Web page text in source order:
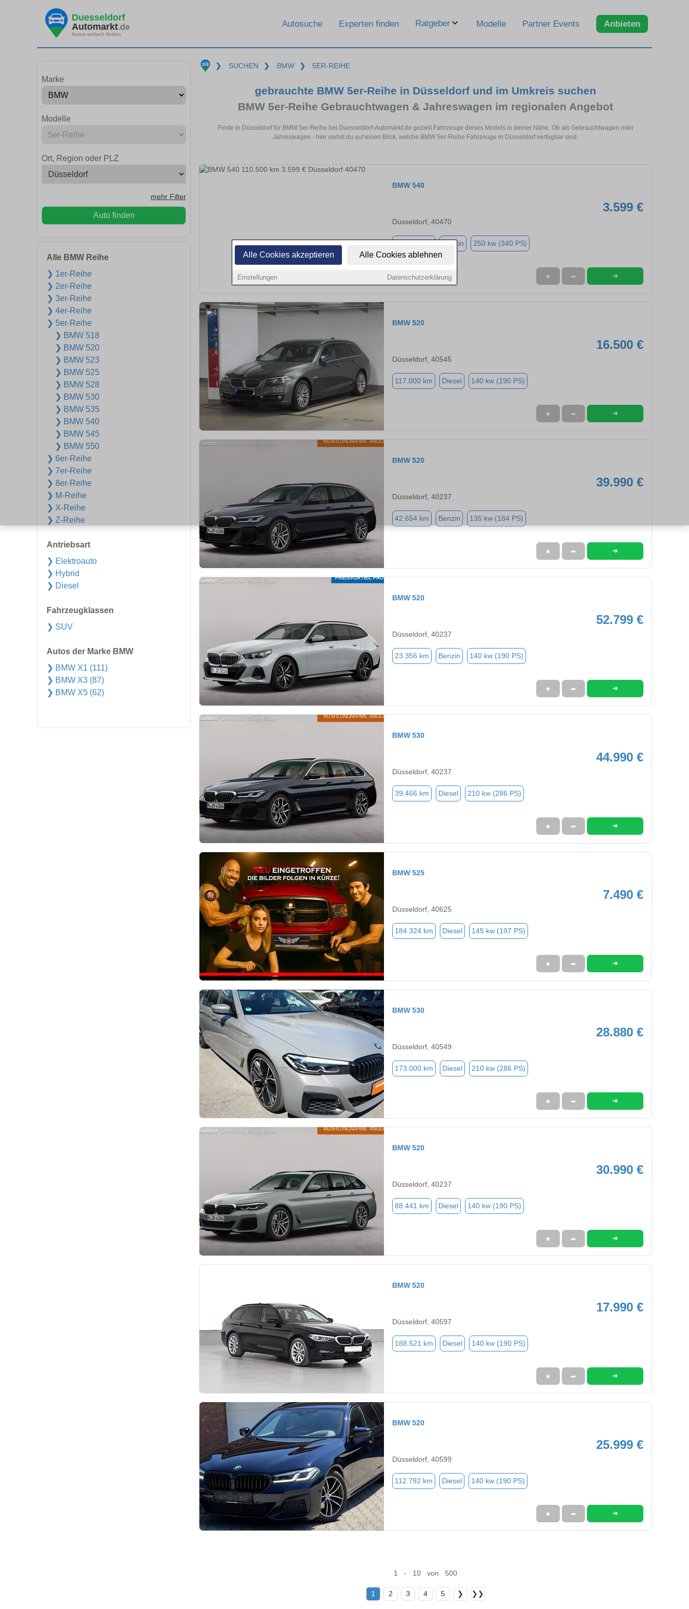
Alle Cookies akzeptieren Alle Cookies ablehnen
Einstellungen Datenschutzerklärung
Duesseldorf
Automarkt.de
Autos einfach finden
Autosuche Experten finden Ratgeber Modelle Partner Events Anbieten
Marke
Modelle
Ort, Region oder PLZ
mehr Filter
Auto finden
Alle BMW Reihe
❯ 1er-Reihe
❯ 2er-Reihe
❯ 3er-Reihe
❯ 4er-Reihe
❯ 5er-Reihe
❯ BMW 518
❯ BMW 520
❯ BMW 523
❯ BMW 525
❯ BMW 528
❯ BMW 530
❯ BMW 535
❯ BMW 540
❯ BMW 545
❯ BMW 550
❯ 6er-Reihe
❯ 7er-Reihe
❯ 8er-Reihe
❯ M-Reihe
❯ X-Reihe
❯ Z-Reihe
Antriebsart
❯ Elektroauto
❯ Hybrid
❯ Diesel
Fahrzeugklassen
❯ SUV
Autos der Marke BMW
❯ BMW X1 (111)
❯ BMW X3 (87)
❯ BMW X5 (62)
❯ SUCHEN ❯ BMW ❯ 5ER-REIHE
gebrauchte BMW 5er-Reihe in Düsseldorf und im Umkreis suchen
BMW 5er-Reihe Gebrauchtwagen & Jahreswagen im regionalen Angebot
Finde in Düsseldorf für BMW 5er-Reihe bei Duesseldorf-Automarkt.de gezielt Fahrzeuge dieses Models in deiner Nähe. Ob als Gebrauchtwagen oder
Jahreswagen - hier siehst du auf einen Blick, welche BMW 5er-Reihe Fahrzeuge in Düsseldorf verfügbar sind.
BMW 540
3.599 €
Düsseldorf, 40470
Benzin 250 kw (340 PS)
★ ➦ ➜
BMW 520
16.500 €
Düsseldorf, 40545
117.000 km Diesel 140 kw (190 PS)
★ ➦ ➜
BMW 520
39.990 €
Düsseldorf, 40237
42.654 km Benzin 135 kw (184 PS)
★ ➦ ➜
BMW 520
52.799 €
Düsseldorf, 40237
23.356 km Benzin 140 kw (190 PS)
★ ➦ ➜
BMW 530
44.990 €
Düsseldorf, 40237
39.466 km Diesel 210 kw (286 PS)
★ ➦ ➜
BMW 525
7.490 €
Düsseldorf, 40625
184.324 km Diesel 145 kw (197 PS)
★ ➦ ➜
BMW 530
28.880 €
Düsseldorf, 40549
173.000 km Diesel 210 kw (286 PS)
★ ➦ ➜
BMW 520
30.990 €
Düsseldorf, 40237
88.441 km Diesel 140 kw (190 PS)
★ ➦ ➜
BMW 520
17.990 €
Düsseldorf, 40597
188.521 km Diesel 140 kw (190 PS)
★ ➦ ➜
BMW 520
25.999 €
Düsseldorf, 40599
112.792 km Diesel 140 kw (190 PS)
★ ➦ ➜
1 - 10 von 500
1 2 3 4 5 ❯ ❯❯